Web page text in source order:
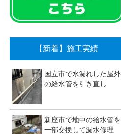
【新着】施工実績
国立市で水漏れした屋外
の給水管を引き直し
新座市で地中の給水管を
一部交換して漏水修理